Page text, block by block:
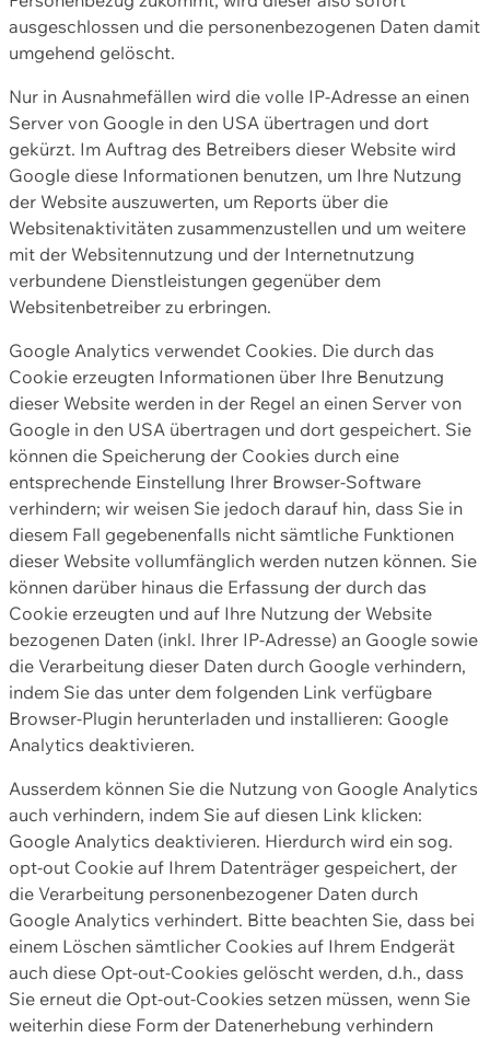
ausgeschlossen und die personenbezogenen Daten damit
umgehend gelöscht.
Nur in Ausnahmefällen wird die volle IP-Adresse an einen
Server von Google in den USA übertragen und dort
gekürzt. Im Auftrag des Betreibers dieser Website wird
Google diese Informationen benutzen, um Ihre Nutzung
der Website auszuwerten, um Reports über die
Websitenaktivitäten zusammenzustellen und um weitere
mit der Websitennutzung und der Internetnutzung
verbundene Dienstleistungen gegenüber dem
Websitenbetreiber zu erbringen.
Google Analytics verwendet Cookies. Die durch das
Cookie erzeugten Informationen über Ihre Benutzung
dieser Website werden in der Regel an einen Server von
Google in den USA übertragen und dort gespeichert. Sie
können die Speicherung der Cookies durch eine
entsprechende Einstellung Ihrer Browser-Software
verhindern; wir weisen Sie jedoch darauf hin, dass Sie in
diesem Fall gegebenenfalls nicht sämtliche Funktionen
dieser Website vollumfänglich werden nutzen können. Sie
können darüber hinaus die Erfassung der durch das
Cookie erzeugten und auf Ihre Nutzung der Website
bezogenen Daten (inkl. Ihrer IP-Adresse) an Google sowie
die Verarbeitung dieser Daten durch Google verhindern,
indem Sie das unter dem folgenden Link verfügbare
Browser-Plugin herunterladen und installieren: Google
Analytics deaktivieren.
Ausserdem können Sie die Nutzung von Google Analytics
auch verhindern, indem Sie auf diesen Link klicken:
Google Analytics deaktivieren. Hierdurch wird ein sog.
opt-out Cookie auf Ihrem Datenträger gespeichert, der
die Verarbeitung personenbezogener Daten durch
Google Analytics verhindert. Bitte beachten Sie, dass bei
einem Löschen sämtlicher Cookies auf Ihrem Endgerät
auch diese Opt-out-Cookies gelöscht werden, d.h., dass
Sie erneut die Opt-out-Cookies setzen müssen, wenn Sie
weiterhin diese Form der Datenerhebung verhindern